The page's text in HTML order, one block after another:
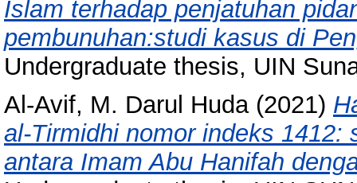
Islam terhadap penjatuhan
pembunuhan:studi kasus di
Undergraduate thesis, UIN
Al-Avif, M. Darul Huda(2021)
al-Tirmidhi nomor indeks 1412:
antara Imam Abu Hanifah